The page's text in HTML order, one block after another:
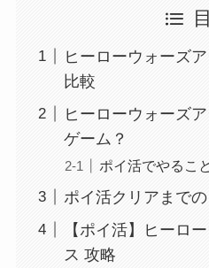
ヒーローウォーズ
比較
ヒーローウォーズ
ゲーム？
ポイ活でやるこ
ポイ活クリアまで
【ポイ活】ヒーロ
ス 攻略